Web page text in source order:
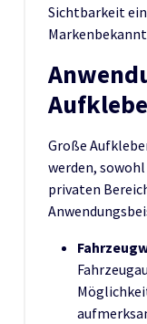
Sichtbarkeit
Große
werden,
privaten